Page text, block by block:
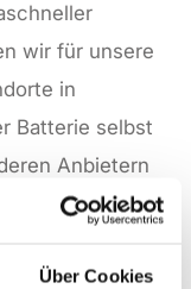
Über Cookies
wir für unsere
in
Batterie selbst
Anbietern
davon:
ISO 9001und